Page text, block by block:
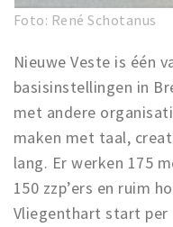
Foto: René Schotanus
Nieuwe Veste is één
basisinstellingen in
met andere
maken met taal,
lang. Er werken 175
150 zzp’ers en ruim
Vliegenthart start per